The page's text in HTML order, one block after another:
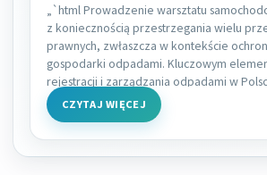
„`html Prowadzenie warsztatu
z koniecznością przestrzegania wielu
prawnych, zwłaszcza w kontekście
gospodarki odpadami. Kluczowym
rejestracji i zarządzania odpadami w
CZYTAJ WIĘCEJ